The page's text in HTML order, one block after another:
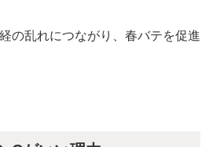
の乱れにつながり、春バテを促進